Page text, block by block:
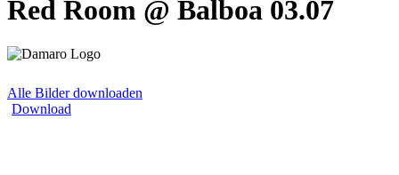
Red Room @ Balboa 03.07
Alle Bilder downloaden
Download